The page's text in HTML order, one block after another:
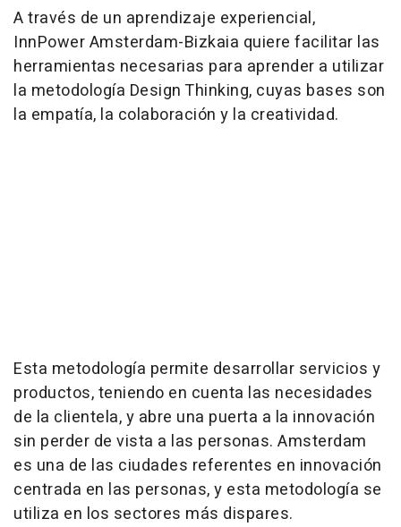
A través de un aprendizaje experiencial,
InnPower Amsterdam-Bizkaia quiere facilitar las
herramientas necesarias para aprender a utilizar
la metodología Design Thinking, cuyas bases son
la empatía, la colaboración y la creatividad.
Esta metodología permite desarrollar servicios y
productos, teniendo en cuenta las necesidades
de la clientela, y abre una puerta a la innovación
sin perder de vista a las personas. Amsterdam
es una de las ciudades referentes en innovación
centrada en las personas, y esta metodología se
utiliza en los sectores más dispares.